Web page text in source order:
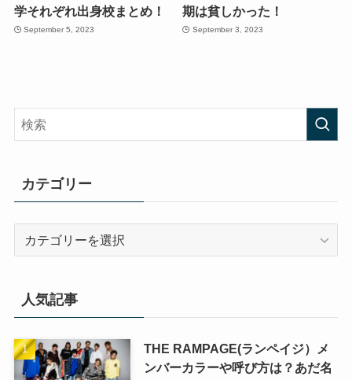
学それぞれ出身校まとめ！
September 5, 2023
期は貧しかった！
September 3, 2023
カテゴリー
ー
人気記事
THE RAMPAGE(ランペイジ）メ
ンバーカラーや呼び方は？あだ名